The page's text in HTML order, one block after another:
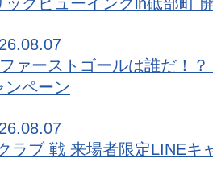
ファーストゴールは誰だ！？
ンペーン
ラブ 戦 来場者限定LINEキ